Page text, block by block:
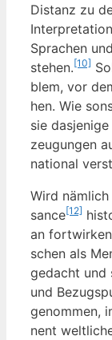
Distanz zu
Spra­chen
ste­hen.[10]
blem, vor
hen. Wie
sie
zeu­gun­gen
na­tio­nal
Wird
sance[12]
an
schen als
gedacht und
und
genom­men,
nent